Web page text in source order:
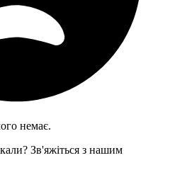
немає.
Зв'яжіться з нашим